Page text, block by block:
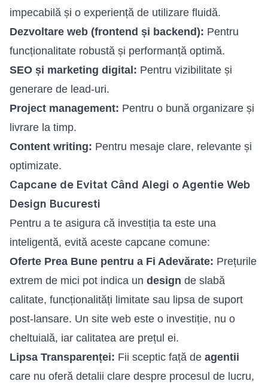
impecabilă și o experiență de utilizare fluidă.
Dezvoltare web (frontend și backend): Pentru
funcționalitate robustă și performanță optimă.
SEO și marketing digital: Pentru vizibilitate și
generare de lead-uri.
Project management: Pentru o bună organizare și
livrare la timp.
Content writing: Pentru mesaje clare, relevante și
optimizate.
Capcane de Evitat Când Alegi o Agentie Web
Design Bucuresti
Pentru a te asigura că investiția ta este una
inteligentă, evită aceste capcane comune:
Oferte Prea Bune pentru a Fi Adevărate: Prețurile
extrem de mici pot indica un design de slabă
calitate, funcționalități limitate sau lipsa de suport
post-lansare. Un site web este o investiție, nu o
cheltuială, iar calitatea are prețul ei.
Lipsa Transparenței: Fii sceptic față de agentii
care nu oferă detalii clare despre procesul de lucru,